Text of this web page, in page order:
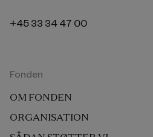
+45 33 34 47 00
Fonden
OM FONDEN
ORGANISATION